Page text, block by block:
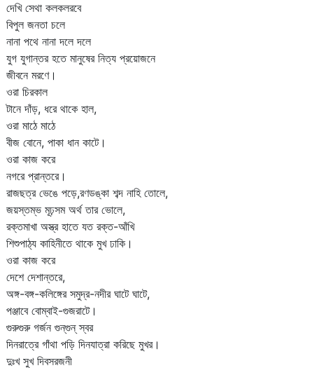
দেখি সেথা কলকলরবে
বিপুল জনতা চলে
নানা পথে নানা দলে দলে
যুগ যুগান্তর হতে মানুষের নিত্য প্রয়োজনে
জীবনে মরণে।
ওরা চিরকাল
টানে দাঁড়, ধরে থাকে হাল,
ওরা মাঠে মাঠে
বীজ বোনে, পাকা ধান কাটে।
ওরা কাজ করে
নগরে প্রান্তরে।
রাজছত্র ভেঙে পড়ে,রণডঙ্কা শব্দ নাহি তোলে,
জয়স্তম্ভ মূঢ়সম অর্থ তার ভোলে,
রক্তমাখা অস্ত্র হাতে যত রক্ত-আঁখি
শিশুপাঠ্য কাহিনীতে থাকে মুখ ঢাকি।
ওরা কাজ করে
দেশে দেশান্তরে,
অঙ্গ-বঙ্গ-কলিঙ্গের সমুদ্র-নদীর ঘাটে ঘাটে,
পঞ্জাবে বোম্বাই-গুজরাটে।
গুরুগুরু গর্জন গুন্‌গুন্‌ স্বর
দিনরাত্রে গাঁথা পড়ি দিনযাত্রা করিছে মুখর।
দুঃখ সুখ দিবসরজনী